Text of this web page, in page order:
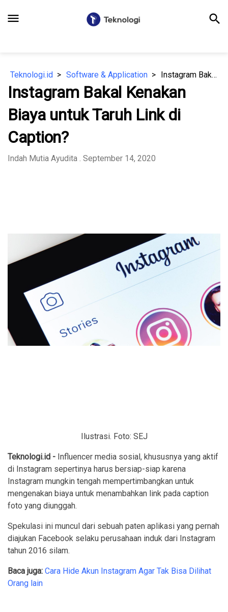
menu search
Teknologi.id Software & Application Instagram Bakal Kenakan Biaya untuk Taruh Link di Caption?
Instagram Bakal Kenakan
Biaya untuk Taruh Link di
Caption?
Indah Mutia Ayudita . September 14, 2020
Ilustrasi. Foto: SEJ
Teknologi.id - Influencer media sosial, khususnya yang aktif
di Instagram sepertinya harus bersiap-siap karena
Instagram mungkin tengah mempertimbangkan untuk
mengenakan biaya untuk menambahkan link pada caption
foto yang diunggah.
Spekulasi ini muncul dari sebuah paten aplikasi yang pernah
diajukan Facebook selaku perusahaan induk dari Instagram
tahun 2016 silam.
Baca juga: Cara Hide Akun Instagram Agar Tak Bisa Dilihat
Orang lain